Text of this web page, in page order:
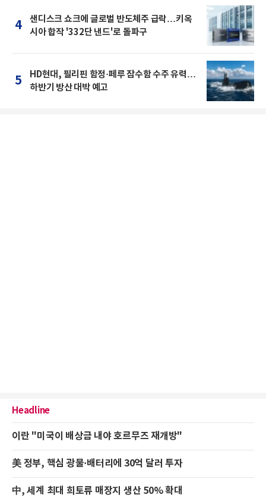
4
샌디스크 쇼크에 글로벌 반도체주 급락…키옥
시아 합작 '332단 낸드'로 돌파구
5
HD현대, 필리핀 함정·페루 잠수함 수주 유력…
하반기 방산 대박 예고
Headline
이란 "미국이 배상금 내야 호르무즈 재개방"
美 정부, 핵심 광물·배터리에 30억 달러 투자
中, 세계 최대 희토류 매장지 생산 50% 확대